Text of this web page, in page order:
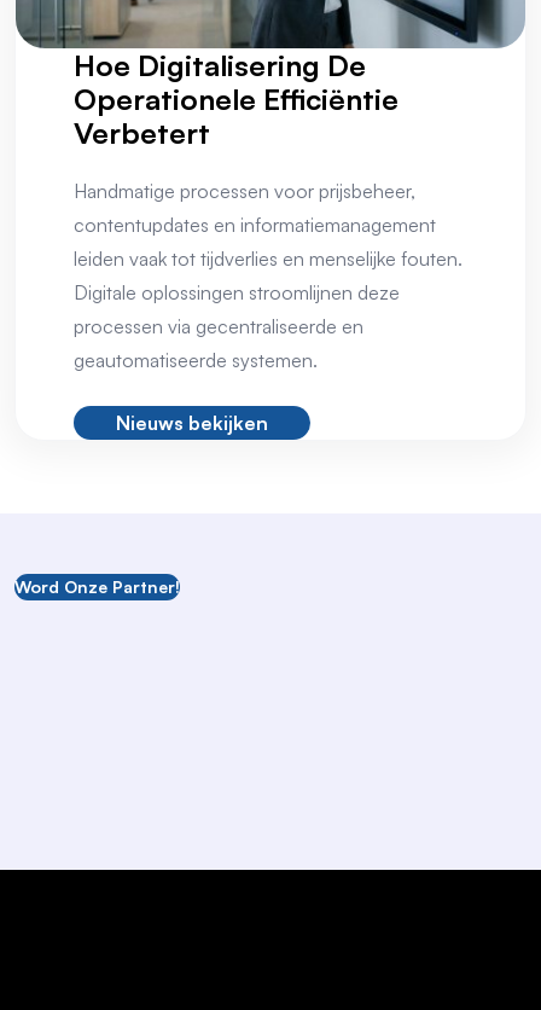
Hoe Digitalisering De
Operationele Efficiëntie
Verbetert
Handmatige processen voor prijsbeheer,
contentupdates en informatiemanagement
leiden vaak tot tijdverlies en menselijke fouten.
Digitale oplossingen stroomlijnen deze
processen via gecentraliseerde en
geautomatiseerde systemen.
Nieuws bekijken
Word Onze Partner!